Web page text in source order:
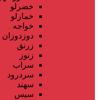
خضرلو
خمارلو
خواجه
دوزدوزان
زرنق
زنوز
سراب
سردرود
سهند
سیس